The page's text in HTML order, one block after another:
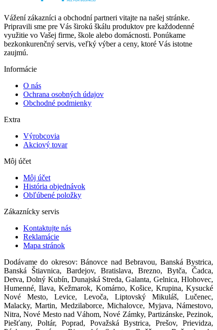
Vážení zákazníci a obchodní partneri vitajte na našej stránke.
Pripravili sme pre Vás širokú škálu produktov pre každodenné
využitie vo Vašej firme, škole alebo domácnosti. Ponúkame
bezkonkurenčný servis, veľký výber a ceny, ktoré Vás istotne
zaujmú.
Informácie
O nás
Ochrana osobných údajov
Obchodné podmienky
Extra
Výrobcovia
Akciový tovar
Môj účet
Môj účet
História objednávok
Obľúbené položky
Zákaznícky servis
Kontaktujte nás
Reklamácie
Mapa stránok
Dodávame do okresov: Bánovce nad Bebravou, Banská Bystrica,
Banská Štiavnica, Bardejov, Bratislava, Brezno, Bytča, Čadca,
Detva, Dolný Kubín, Dunajská Streda, Galanta, Gelnica, Hlohovec,
Humenné, Ilava, Kežmarok, Komárno, Košice, Krupina, Kysucké
Nové Mesto, Levice, Levoča, Liptovský Mikuláš, Lučenec,
Malacky, Martin, Medzilaborce, Michalovce, Myjava, Námestovo,
Nitra, Nové Mesto nad Váhom, Nové Zámky, Partizánske, Pezinok,
Piešťany, Poltár, Poprad, Považská Bystrica, Prešov, Prievidza,